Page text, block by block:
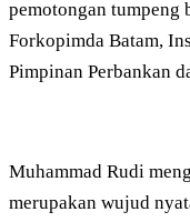
pemotongan tumpeng
Forkopimda Batam,
Pimpinan Perbankan
Muhammad Rudi
merupakan wujud